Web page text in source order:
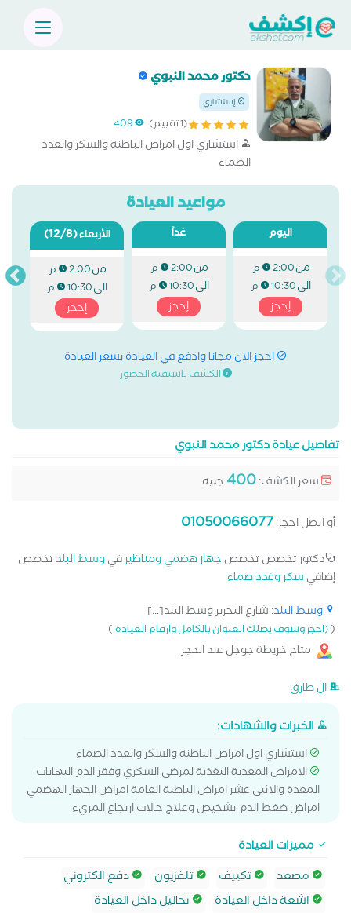
دكتور محمد النبوي
إستشاري
(1 تقييم) 409
استشاري اول امراض الباطنة والسكر والغدد
الصماء
مواعيد العيادة
اليوم
من2:00 م
الى10:30 م
إحجز
غداً
من2:00 م
الى10:30 م
إحجز
الأربعاء(12/8)
من2:00 م
الى10:30 م
إحجز
احجز الان مجانا وادفع في العيادة بسعر العيادة
الكشف باسبقية الحضور
تفاصيل عيادة دكتور محمد النبوي
سعر الكشف:400 جنيه
أو اتصل احجز:01050066077
دكتور تخصص تخصص جهاز هضمي ومناظيرفيوسط البلدتخصص
إضافي سكر وغدد صماء
وسط البلد: شارع التحرير وسط البلد[...]
((احجز وسوف يصلك العنوان بالكامل وارقام العيادة)
متاح خريطة جوجل عند الحجز
ال طارق
الخبرات والشهادات:
استشاري اول امراض الباطنة والسكر والغدد الصماء
الامراض المعدية التغذية لمرضى السكري وفقر الدم التهابات
المعدة والاثنى عشر امراض الباطنة العامة امراض الجهاز الهضمي
امراض ضغط الدم تشخيص وعلاج حالات ارتجاع المريء
مميزات العيادة
مصعد
تكييف تلفزيون
دفع الكتروني
اشعة داخل العيادة
تحاليل داخل العيادة